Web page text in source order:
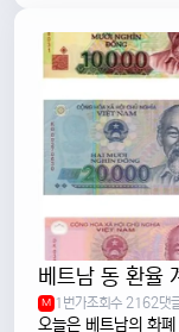
베트남 동 환율
M 1번가조회수 2162댓
오늘은 베트남의 화